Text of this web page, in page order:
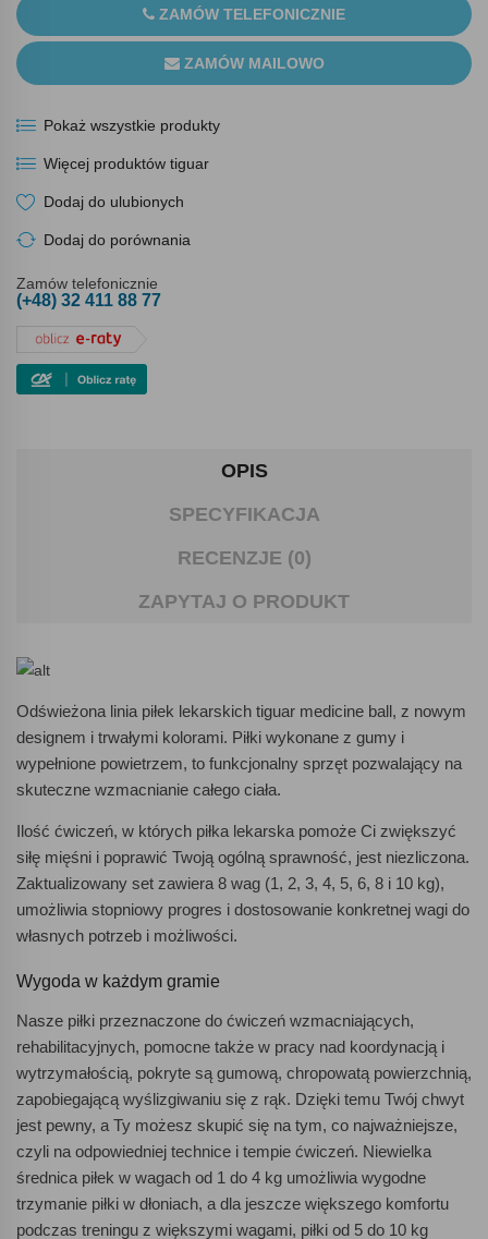
ZAMÓW TELEFONICZNIE
ZAMÓW MAILOWO
Pokaż wszystkie produkty
Więcej produktów tiguar
Dodaj do ulubionych
Dodaj do porównania
Zamów telefonicznie
(+48) 32 411 88 77
OPIS
SPECYFIKACJA
RECENZJE (0)
ZAPYTAJ O PRODUKT
Odświeżona linia piłek lekarskich tiguar medicine ball, z nowym
designem i trwałymi kolorami. Piłki wykonane z gumy i
wypełnione powietrzem, to funkcjonalny sprzęt pozwalający na
skuteczne wzmacnianie całego ciała.
Ilość ćwiczeń, w których piłka lekarska pomoże Ci zwiększyć
siłę mięśni i poprawić Twoją ogólną sprawność, jest niezliczona.
Zaktualizowany set zawiera 8 wag (1, 2, 3, 4, 5, 6, 8 i 10 kg),
umożliwia stopniowy progres i dostosowanie konkretnej wagi do
własnych potrzeb i możliwości.
Wygoda w każdym gramie
Nasze piłki przeznaczone do ćwiczeń wzmacniających,
rehabilitacyjnych, pomocne także w pracy nad koordynacją i
wytrzymałością, pokryte są gumową, chropowatą powierzchnią,
zapobiegającą wyślizgiwaniu się z rąk. Dzięki temu Twój chwyt
jest pewny, a Ty możesz skupić się na tym, co najważniejsze,
czyli na odpowiedniej technice i tempie ćwiczeń. Niewielka
średnica piłek w wagach od 1 do 4 kg umożliwia wygodne
trzymanie piłki w dłoniach, a dla jeszcze większego komfortu
podczas treningu z większymi wagami, piłki od 5 do 10 kg